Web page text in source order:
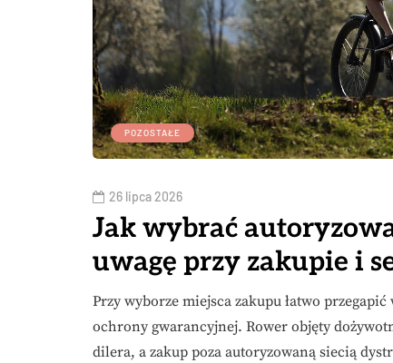
POZOSTAŁE
26 lipca 2026
Jak wybrać
uwagę przy zakupie i
Przy wyborze miejsca zakupu łatwo
ochrony gwarancyjnej. Rower objęty
dilera, a zakup poza autoryzowaną siecią